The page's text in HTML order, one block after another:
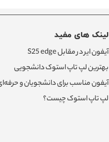
لینک های مفید
آیفون ایر در مقابل S25 edge
بهترین لپ تاپ استوک دانشجویی
آیفون مناسب برای دانشجویان و
لپ تاپ استوک چیست؟